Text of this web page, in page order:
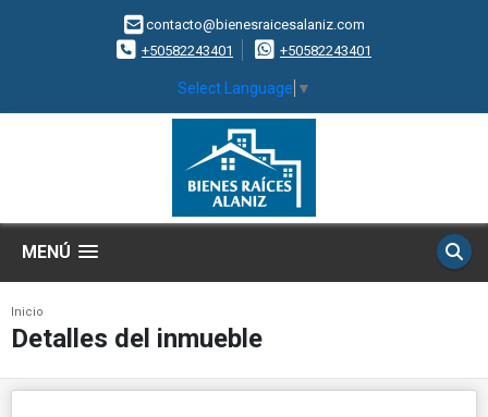
contacto@bienesraicesalaniz.com
+50582243401
+50582243401
Select Language ▼
MENÚ
Inicio
Detalles del inmueble